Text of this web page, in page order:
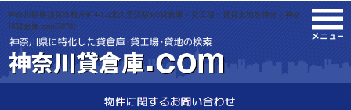
神奈川県横須賀市根岸町4-12(北久里浜駅)の貸倉庫・貸工場・賃貸土地を仲介｜神奈
川貸倉庫.com[5970]